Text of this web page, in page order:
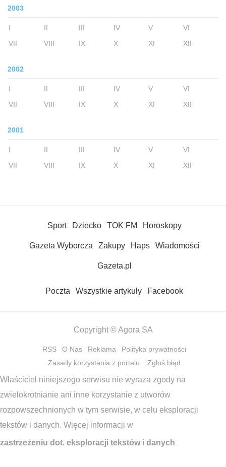
2003
I II III IV V
VI
VII
VIII IX X XI XII
2002
I II III IV V
VI
VII
VIII IX X XI XII
2001
I II III IV V
VI
VII
VIII IX X XI XII
Sport Dziecko TOK FM Horoskopy
Gazeta Wyborcza Zakupy Haps Wiadomości
Gazeta.pl
Poczta Wszystkie artykuły Facebook
Copyright © Agora SA
RSS O Nas Reklama
Polityka prywatności
Zasady korzystania z portalu
Zgłoś błąd
Właściciel niniejszego serwisu nie wyraża zgody na
zwielokrotnianie ani inne korzystanie z utworów
rozpowszechnionych w tym serwisie, w celu eksploracji
tekstów i danych. Więcej informacji w
zastrzeżeniu dot. eksploracji tekstów i danych